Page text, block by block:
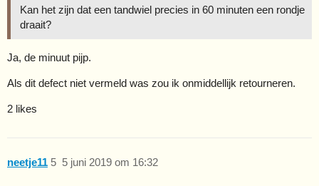
Kan het zijn dat een tandwiel precies in 60 minuten een rondje
draait?
Ja, de minuut pijp.
Als dit defect niet vermeld was zou ik onmiddellijk retourneren.
2 likes
neetje11 5 juni 2019 om 16:32
5